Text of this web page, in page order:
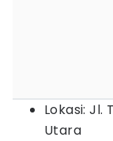
Lokasi: Jl.
Utara